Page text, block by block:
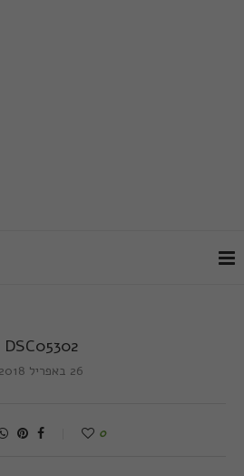
DSC05302
26 באפריל 2018
0